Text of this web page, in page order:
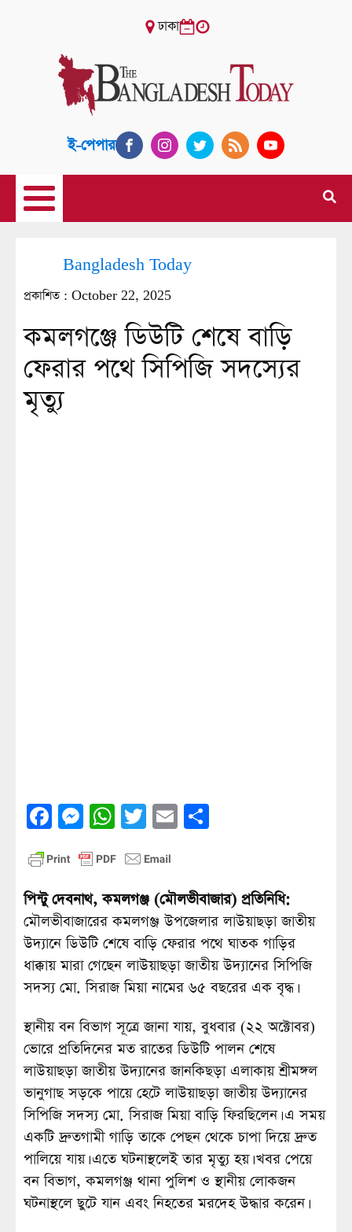
ঢাকা
ই-পেপার
Bangladesh Today
প্রকাশিত : October 22, 2025
কমলগঞ্জে ডিউটি শেষে বাড়ি
ফেরার পথে সিপিজি সদস্যের
মৃত্যু
Facebook
Messenger
WhatsApp
Twitter
Email
পিন্টু দেবনাথ, কমলগঞ্জ (মৌলভীবাজার) প্রতিনিধি:
মৌলভীবাজারের কমলগঞ্জ উপজেলার লাউয়াছড়া জাতীয়
উদ্যানে ডিউটি শেষে বাড়ি ফেরার পথে ঘাতক গাড়ির
ধাক্কায় মারা গেছেন লাউয়াছড়া জাতীয় উদ্যানের সিপিজি
সদস্য মো. সিরাজ মিয়া নামের ৬৫ বছরের এক বৃদ্ধ।
স্থানীয় বন বিভাগ সূত্রে জানা যায়, বুধবার (২২ অক্টোবর)
ভোরে প্রতিদিনের মত রাতের ডিউটি পালন শেষে
লাউয়াছড়া জাতীয় উদ্যানের জানকিছড়া এলাকায় শ্রীমঙ্গল
ভানুগাছ সড়কে পায়ে হেটে লাউয়াছড়া জাতীয় উদ্যানের
সিপিজি সদস্য মো. সিরাজ মিয়া বাড়ি ফিরছিলেন। এ সময়
একটি দ্রুতগামী গাড়ি তাকে পেছন থেকে চাপা দিয়ে দ্রুত
পালিয়ে যায়। এতে ঘটনাস্থলেই তার মৃত্যু হয়। খবর পেয়ে
বন বিভাগ, কমলগঞ্জ থানা পুলিশ ও স্থানীয় লোকজন
ঘটনাস্থলে ছুটে যান এবং নিহতের মরদেহ উদ্ধার করেন।